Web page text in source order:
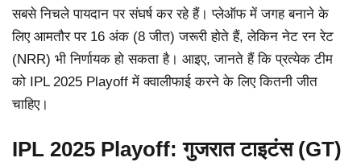
सबसे निचले पायदान पर संघर्ष कर रहे हैं। प्लेऑफ में जगह बनाने के
लिए आमतौर पर 16 अंक (8 जीत) जरूरी होते हैं, लेकिन नेट रन रेट
(NRR) भी निर्णायक हो सकता है। आइए, जानते हैं कि प्रत्येक टीम
को IPL 2025 Playoff में क्वालीफाई करने के लिए कितनी जीत
चाहिए।
IPL 2025 Playoff: गुजरात टाइटंस (GT)